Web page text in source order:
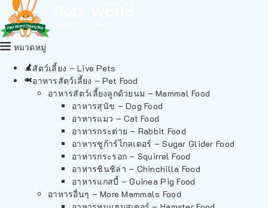
หมวดหมู่
สัตว์เลี้ยง – Live Pets
อาหารสัตว์เลี้ยง – Pet Food
อาหารสัตว์เลี้ยงลูกด้วยนม – Mammal Food
อาหารสุนัข – Dog Food
อาหารแมว – Cat Food
อาหารกระต่าย – Rabbit Food
อาหารชูก้าร์ไกลเดอร์ – Sugar Glider Food
อาหารกระรอก – Squirrel Food
อาหารชินชิล่า – Chinchilla Food
อาหารแกสบี้ – Guinea Pig Food
อาหารอื่นๆ – More Mammals Food